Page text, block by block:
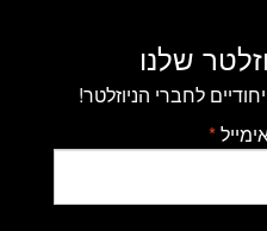
שלנו
לחברי הניוזלטר!
*